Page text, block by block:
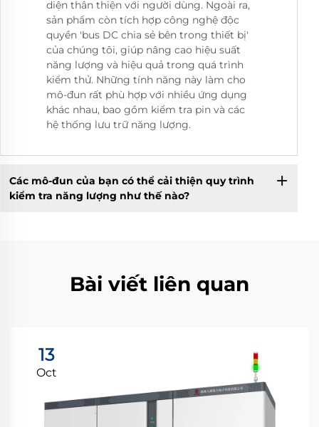
diện thân thiện với người dùng. Ngoài ra,
sản phẩm còn tích hợp công nghệ độc
quyền 'bus DC chia sẻ bên trong thiết bị'
của chúng tôi, giúp nâng cao hiệu suất
năng lượng và hiệu quả trong quá trình
kiểm thử. Những tính năng này làm cho
mô-đun rất phù hợp với nhiều ứng dụng
khác nhau, bao gồm kiểm tra pin và các
hệ thống lưu trữ năng lượng.
Các mô-đun của bạn có thể cải thiện quy trình
kiểm tra năng lượng như thế nào?
Bài viết liên quan
13
Oct